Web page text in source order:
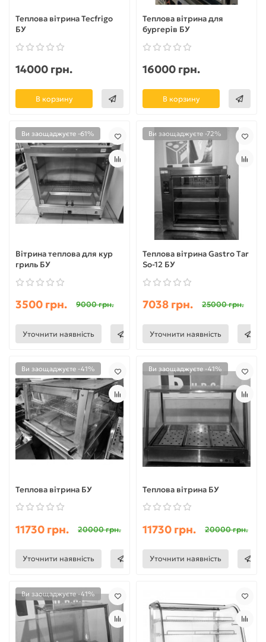
Теплова вітрина Tecfrigo
БУ
14000 грн.
В корзину
Теплова вітрина для
бургерів БУ
16000 грн.
В корзину
Ви заощаджуєте -61%
Вітрина теплова для кур
гриль БУ
3500 грн. 9000 грн.
Уточнити наявність
Ви заощаджуєте -72%
Теплова вітрина Gastro Tar
So-12 БУ
7038 грн. 25000 грн.
Уточнити наявність
Ви заощаджуєте -41%
Теплова вітрина БУ
11730 грн. 20000 грн.
Уточнити наявність
Ви заощаджуєте -41%
Теплова вітрина БУ
11730 грн. 20000 грн.
Уточнити наявність
Ви заощаджуєте -41%